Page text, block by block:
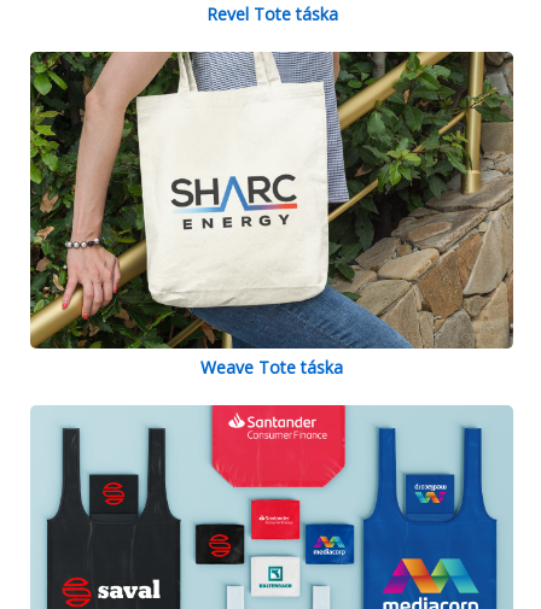
Revel Tote táska
Weave Tote táska